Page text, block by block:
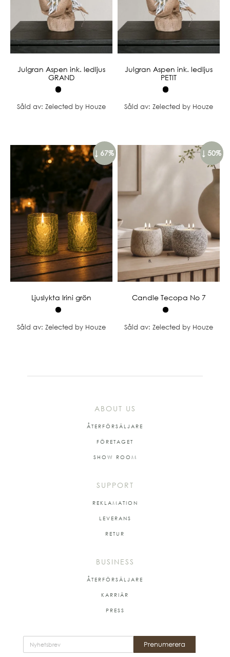
Julgran Aspen ink. ledljus
GRAND
Såld av: Zelected by Houze
Julgran Aspen ink. ledljus
PETIT
Såld av: Zelected by Houze
↓ 67%
Ljuslykta Irini grön
Såld av: Zelected by Houze
↓ 50%
Candle Tecopa No 7
Såld av: Zelected by Houze
ABOUT US
ÅTERFÖRSÄLJARE
FÖRETAGET
SHOW ROOM
SUPPORT
REKLAMATION
LEVERANS
RETUR
BUSINESS
ÅTERFÖRSÄLJARE
KARRIÄR
PRESS
Prenumerera